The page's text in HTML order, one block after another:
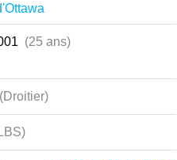
(25 ans)
(Droitier)